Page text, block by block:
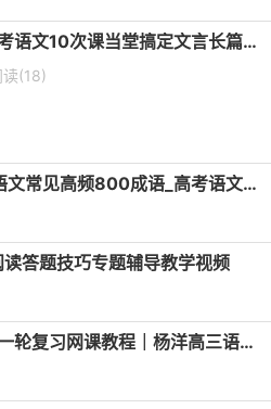
【视频】高考语文10次课当堂搞定文言长篇默写培训课程
读(18)
【视频】10小时速记高中语文常见高频800成语_高考语文成语专题课
读答题技巧专题辅导教学视频
【视频】2027年高考语文一轮复习网课教程｜杨洋高三语文上学期暑假班视频教程